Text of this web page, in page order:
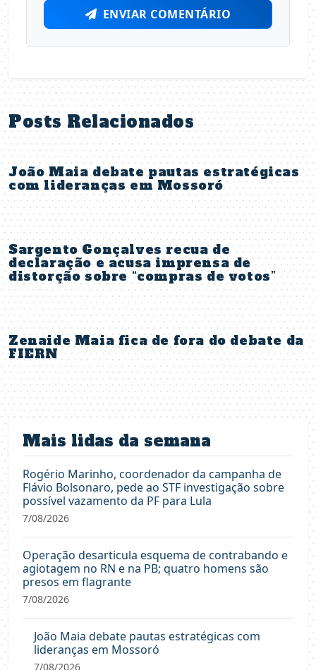
ENVIAR COMENTÁRIO
Posts Relacionados
João Maia debate pautas estratégicas
com lideranças em Mossoró
Sargento Gonçalves recua de
declaração e acusa imprensa de
distorção sobre “compras de votos”
Zenaide Maia fica de fora do debate da
FIERN
Mais lidas da semana
Rogério Marinho, coordenador da campanha de
Flávio Bolsonaro, pede ao STF investigação sobre
possível vazamento da PF para Lula
7/08/2026
Operação desarticula esquema de contrabando e
agiotagem no RN e na PB; quatro homens são
presos em flagrante
7/08/2026
João Maia debate pautas estratégicas com
lideranças em Mossoró
7/08/2026